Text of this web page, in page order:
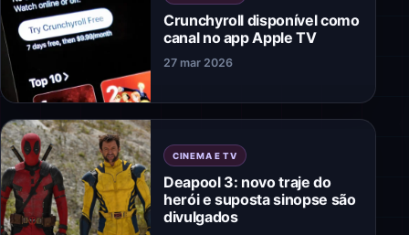
Crunchyroll disponível como
canal no app Apple TV
27 mar 2026
CINEMA E TV
Deapool 3: novo traje do
herói e suposta sinopse são
divulgados